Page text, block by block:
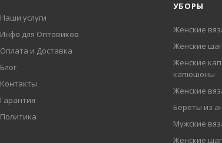
Наши услуги
Инфо для Оптовиков
Оплата и Доставка
Блог
Контакты
Гарантия
Политика
УБОРЫ
Женские
Женские
Женские
капюшоны
Женские
Береты из
Мужские
Женские